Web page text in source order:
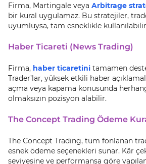
Firma, Martingale veya Arbitrage
bir kural uygulamaz. Bu stratejiler,
uyumluysa, tam esneklikle
Haber Ticareti (News Trading)
Firma, haber ticaretini tamamen
Trader’lar, yüksek etkili haber
açma veya kapama konusunda
olmaksızın pozisyon alabilir.
The Concept Trading Ödeme
The Concept Trading, tüm fonlanan
esnek ödeme seçenekleri sunar. Kâr
seviyesine ve performansa göre